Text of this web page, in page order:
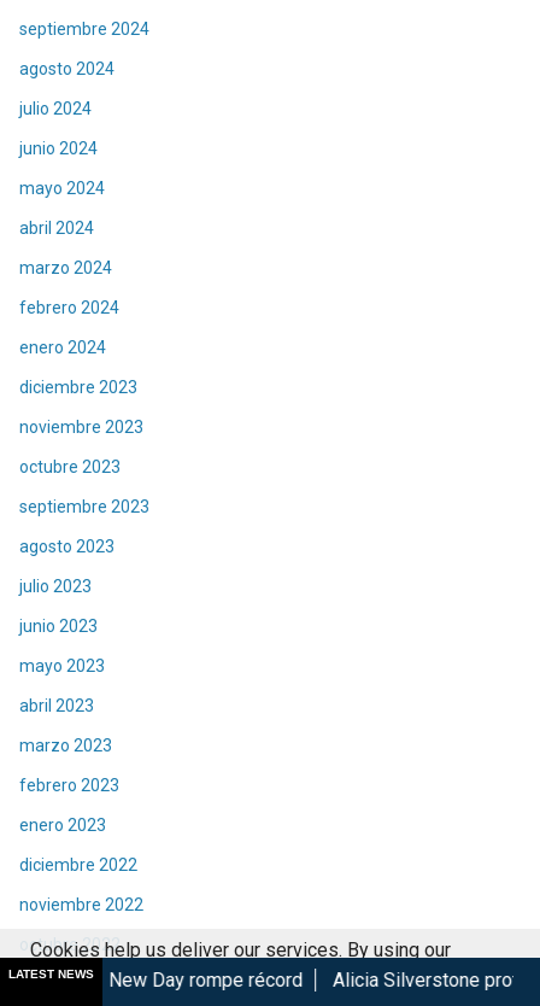
septiembre 2024
agosto 2024
julio 2024
junio 2024
mayo 2024
abril 2024
marzo 2024
febrero 2024
enero 2024
diciembre 2023
noviembre 2023
octubre 2023
septiembre 2023
agosto 2023
julio 2023
junio 2023
mayo 2023
abril 2023
marzo 2023
febrero 2023
enero 2023
diciembre 2022
noviembre 2022
octubre 2022
septiembre 2022
LATEST NEWS
rompe récord Alicia Silverstone protagonizará la secuela
Cookies help us deliver our services. By using our
services, you agree to our use of cookies.
Got it